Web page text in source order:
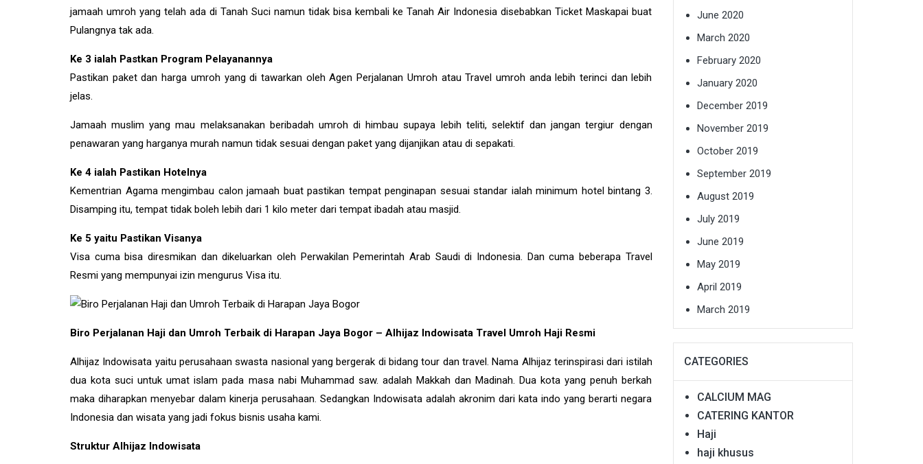
jamaah umroh yang telah ada di Tanah Suci namun tidak bisa kembali ke Tanah Air Indonesia disebabkan Ticket Maskapai buat
Pulangnya tak ada.
Ke 3 ialah Pastkan Program Pelayanannya
Pastikan paket dan harga umroh yang di tawarkan oleh Agen Perjalanan Umroh atau Travel umroh anda lebih terinci dan lebih
jelas.
Jamaah muslim yang mau melaksanakan beribadah umroh di himbau supaya lebih teliti, selektif dan jangan tergiur dengan
penawaran yang harganya murah namun tidak sesuai dengan paket yang dijanjikan atau di sepakati.
Ke 4 ialah Pastikan Hotelnya
Kementrian Agama mengimbau calon jamaah buat pastikan tempat penginapan sesuai standar ialah minimum hotel bintang 3.
Disamping itu, tempat tidak boleh lebih dari 1 kilo meter dari tempat ibadah atau masjid.
Ke 5 yaitu Pastikan Visanya
Visa cuma bisa diresmikan dan dikeluarkan oleh Perwakilan Pemerintah Arab Saudi di Indonesia. Dan cuma beberapa Travel
Resmi yang mempunyai izin mengurus Visa itu.
Biro Perjalanan Haji dan Umroh Terbaik di Harapan Jaya Bogor – Alhijaz Indowisata Travel Umroh Haji Resmi
Alhijaz Indowisata yaitu perusahaan swasta nasional yang bergerak di bidang tour dan travel. Nama Alhijaz terinspirasi dari istilah
dua kota suci untuk umat islam pada masa nabi Muhammad saw. adalah Makkah dan Madinah. Dua kota yang penuh berkah
maka diharapkan menyebar dalam kinerja perusahaan. Sedangkan Indowisata adalah akronim dari kata indo yang berarti negara
Indonesia dan wisata yang jadi fokus bisnis usaha kami.
Struktur Alhijaz Indowisata
June 2020
March 2020
February 2020
January 2020
December 2019
November 2019
October 2019
September 2019
August 2019
July 2019
June 2019
May 2019
April 2019
March 2019
CATEGORIES
CALCIUM MAG
CATERING KANTOR
Haji
haji khusus